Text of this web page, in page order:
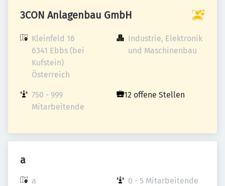
3CON Anlagenbau GmbH
Kleinfeld 16
6341 Ebbs (bei
Kufstein)
Österreich
Industrie, Elektronik
und Maschinenbau
750 - 999
Mitarbeitende
12 offene Stellen
a
a
0 - 5 Mitarbeitende